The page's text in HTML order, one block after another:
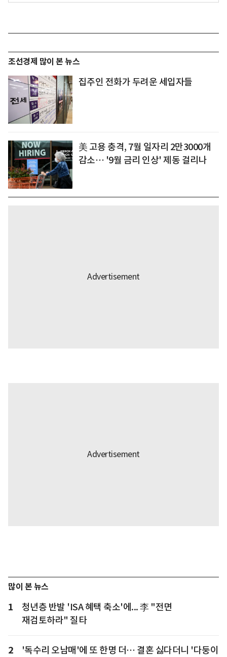
조선경제 많이 본 뉴스
집주인 전화가 두려운 세입자들
美 고용 충격, 7월 일자리 2만3000개
감소… '9월 금리 인상' 제동 걸리나
많이 본 뉴스
1
청년층 반발 'ISA 혜택 축소'에... 李 "전면
재검토하라" 질타
2
'독수리 오남매'에 또 한명 더… 결혼 싫다더니 '다둥이